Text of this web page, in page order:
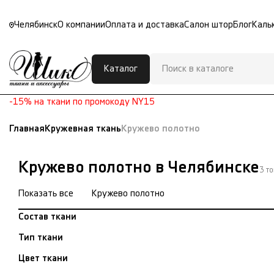
ЧелябинскО компанииОплата и доставкаСалон штор Блог
Каталог
-15% на ткани по промокоду NY15
Главная Кружевная ткань Кружево полотно
Кружево полотно в Челябинске 3
Показать все Кружево полотно
Состав ткани
Тип ткани
Цвет ткани